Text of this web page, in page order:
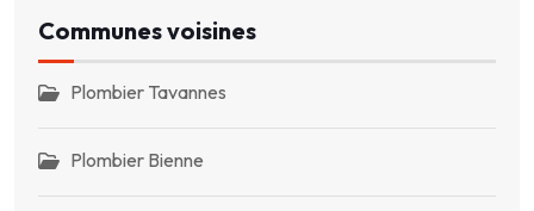
Communes voisines
Plombier Tavannes
Plombier Bienne